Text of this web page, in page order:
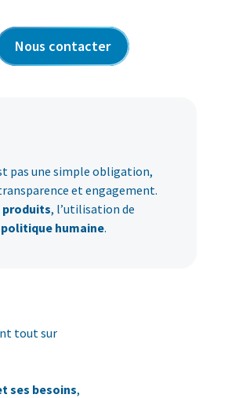
Nous contacter
pas une simple obligation,
et engagement.
produits, l’utilisation de
politique humaine.
tout sur
ses besoins,